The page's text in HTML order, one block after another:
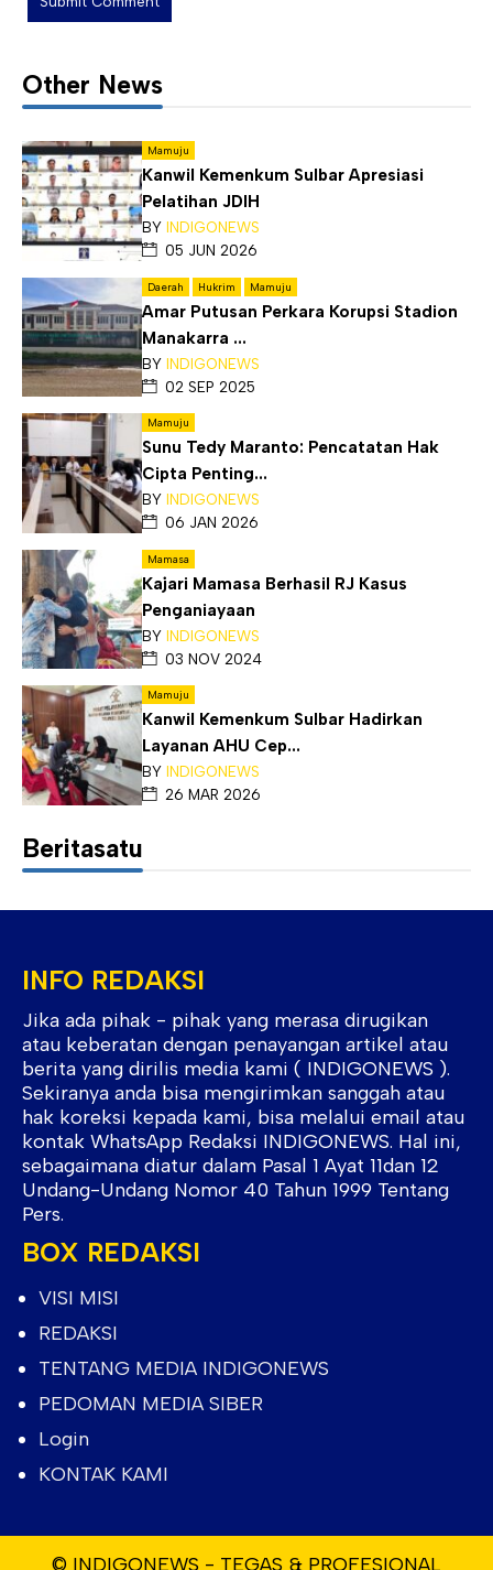
Other News
Mamuju
Kanwil Kemenkum Sulbar Apresiasi
Pelatihan JDIH
BY INDIGONEWS
05 JUN 2026
Daerah Hukrim Mamuju
Amar Putusan Perkara Korupsi Stadion
Manakarra ...
BY INDIGONEWS
02 SEP 2025
Mamuju
Sunu Tedy Maranto: Pencatatan Hak
Cipta Penting...
BY INDIGONEWS
06 JAN 2026
Mamasa
Kajari Mamasa Berhasil RJ Kasus
Penganiayaan
BY INDIGONEWS
03 NOV 2024
Mamuju
Kanwil Kemenkum Sulbar Hadirkan
Layanan AHU Cep...
BY INDIGONEWS
26 MAR 2026
Beritasatu
INFO REDAKSI
Jika ada pihak - pihak yang merasa dirugikan
atau keberatan dengan penayangan artikel atau
berita yang dirilis media kami ( INDIGONEWS ).
Sekiranya anda bisa mengirimkan sanggah atau
hak koreksi kepada kami, bisa melalui email atau
kontak WhatsApp Redaksi INDIGONEWS. Hal ini,
sebagaimana diatur dalam Pasal 1 Ayat 11dan 12
Undang-Undang Nomor 40 Tahun 1999 Tentang
Pers.
BOX REDAKSI
VISI MISI
REDAKSI
TENTANG MEDIA INDIGONEWS
PEDOMAN MEDIA SIBER
Login
KONTAK KAMI
© INDIGONEWS - TEGAS & PROFESIONAL